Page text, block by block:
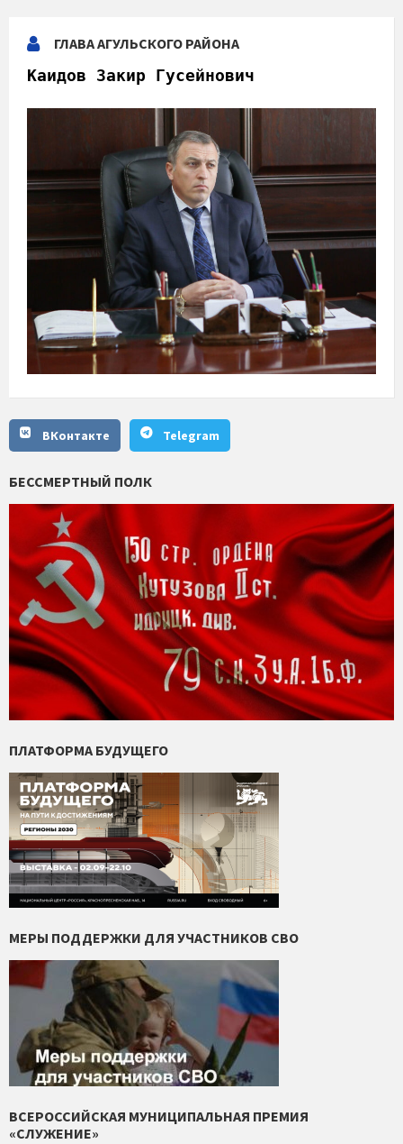
ГЛАВА АГУЛЬСКОГО РАЙОНА
Каидов Закир Гусейнович
ВКонтакте Telegram
БЕССМЕРТНЫЙ ПОЛК
ПЛАТФОРМА БУДУЩЕГО
МЕРЫ ПОДДЕРЖКИ ДЛЯ УЧАСТНИКОВ СВО
ВСЕРОССИЙСКАЯ МУНИЦИПАЛЬНАЯ ПРЕМИЯ
«СЛУЖЕНИЕ»